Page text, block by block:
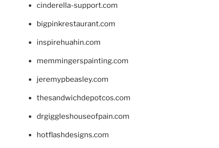
cinderella-support.com
bigpinkrestaurant.com
inspirehuahin.com
memmingerspainting.com
jeremypbeasley.com
thesandwichdepotcos.com
drgiggleshouseofpain.com
hotflashdesigns.com